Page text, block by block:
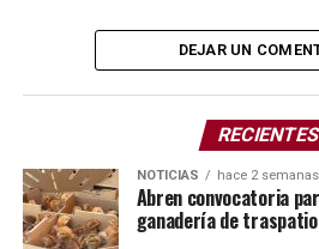
sillas, seis libreros y seis
permitirá mejorar las condiciones
salones donde diariamente se
niñas y niños de entre 3 y 5 años
preescolar. En el caso del CAIC
un librero para fortalecer sus
La maestra Esther García,
DEJAR UN
RECIENTES
NOTICIAS hace 2 semanas
Abren convocatoria
ganadería de